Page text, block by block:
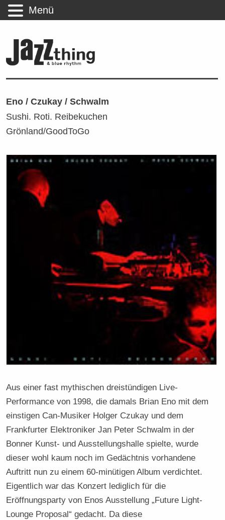
Eno / Czukay / Schwalm
Sushi. Roti. Reibekuchen
Grönland/GoodToGo
Aus einer fast mythischen dreistündigen Live-
Performance von 1998, die damals Brian Eno mit dem
einstigen Can-Musiker Holger Czukay und dem
Frankfurter Elektroniker Jan Peter Schwalm in der
Bonner Kunst- und Ausstellungshalle spielte, wurde
dieser wohl kaum noch im Gedächtnis vorhandene
Auftritt nun zu einem 60-minütigen Album verdichtet.
Eigentlich war das Konzert lediglich für die
Eröffnungsparty von Enos Ausstellung „Future Light-
Lounge Proposal“ gedacht. Da diese
Menü